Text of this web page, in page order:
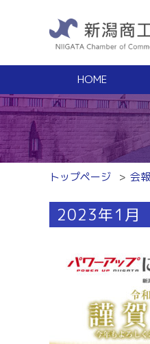
HOME
経営支援
経営相談
無料窓口相談
専門家ネットワーク
経営安定特別相談室
中小企業支援サイト「
新潟県建設サポートセン
税務相談（無料相談窓
労務・雇用関係
労務・雇用・賃金相談
賃金関係諸統計・説明会
福利
健康増進サポ
トップページ 会報
2023年1月